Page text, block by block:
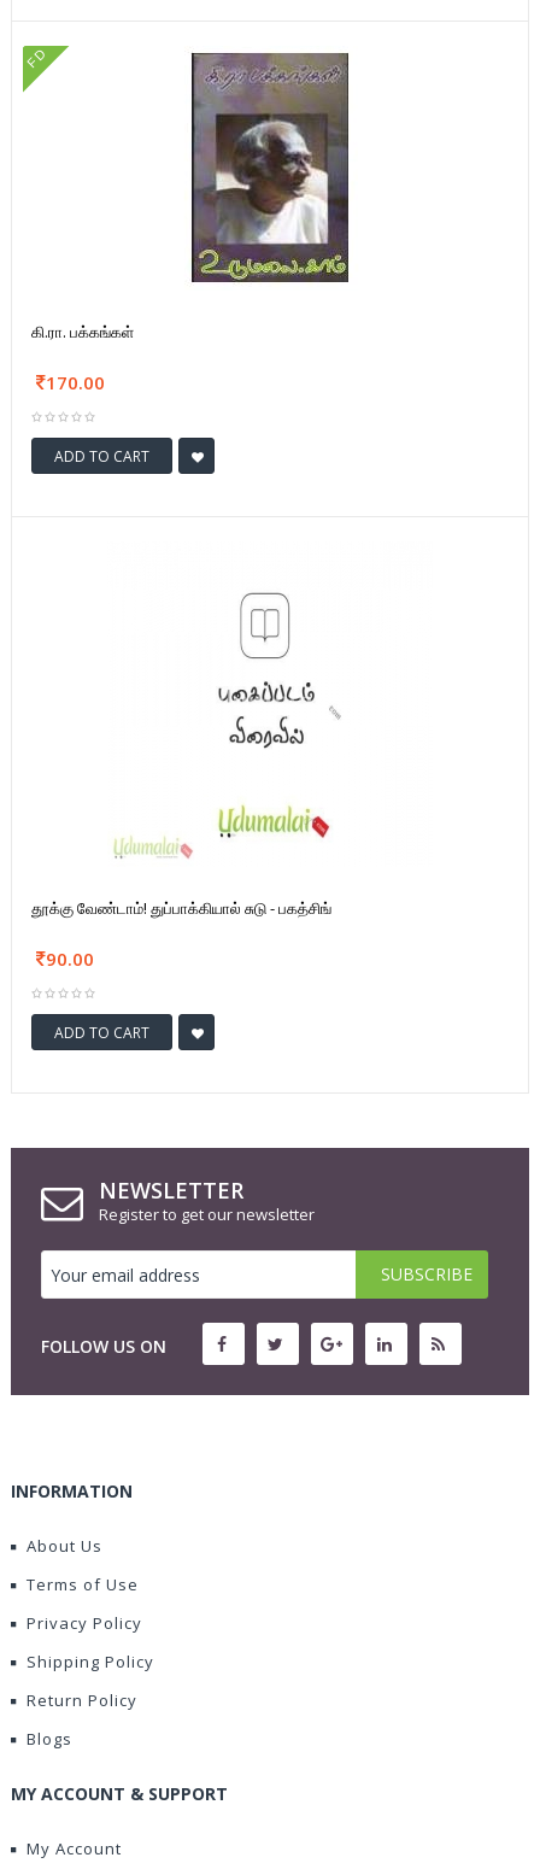
FD
கி.ரா. பக்கங்கள்
170.00
ADD TO CART
தூக்கு வேண்டாம்! துப்பாக்கியால் சுடு - பகத்சிங்
90.00
ADD TO CART
NEWSLETTER
Register to get our newsletter
FOLLOW US ON
INFORMATION
About Us
Terms of Use
Privacy Policy
Shipping Policy
Return Policy
Blogs
MY ACCOUNT & SUPPORT
My Account